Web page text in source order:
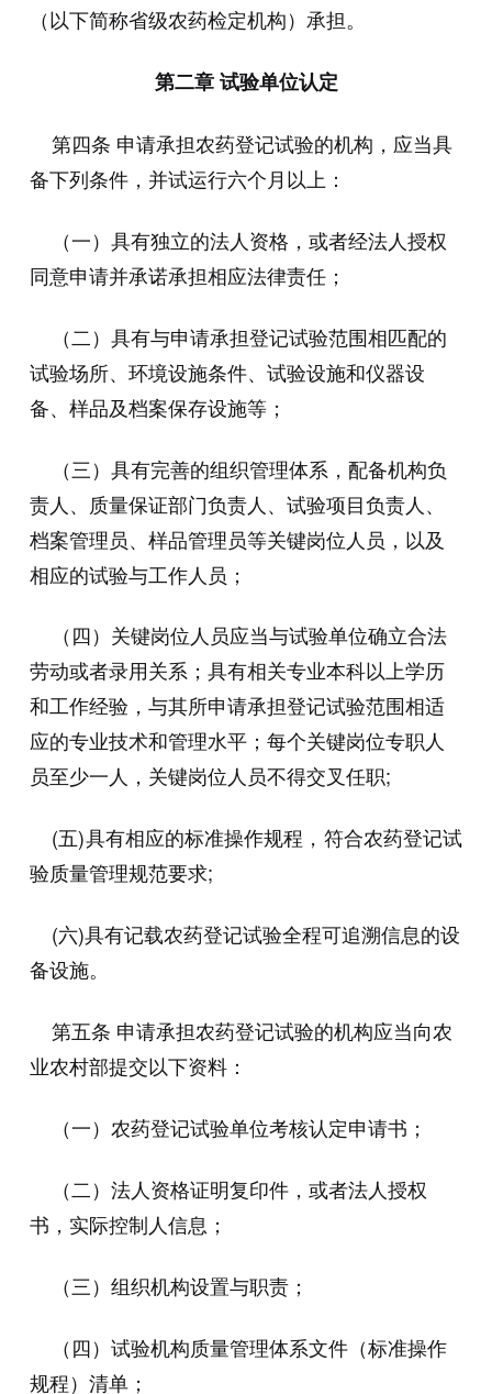
（以下简称省级农药检定机构）承担。
第二章 试验单位认定
第四条 申请承担农药登记试验的机构，应当具
备下列条件，并试运行六个月以上：
（一）具有独立的法人资格，或者经法人授权
同意申请并承诺承担相应法律责任；
（二）具有与申请承担登记试验范围相匹配的
试验场所、环境设施条件、试验设施和仪器设
备、样品及档案保存设施等；
（三）具有完善的组织管理体系，配备机构负
责人、质量保证部门负责人、试验项目负责人、
档案管理员、样品管理员等关键岗位人员，以及
相应的试验与工作人员；
（四）关键岗位人员应当与试验单位确立合法
劳动或者录用关系；具有相关专业本科以上学历
和工作经验，与其所申请承担登记试验范围相适
应的专业技术和管理水平；每个关键岗位专职人
员至少一人，关键岗位人员不得交叉任职;
(五)具有相应的标准操作规程，符合农药登记试
验质量管理规范要求;
(六)具有记载农药登记试验全程可追溯信息的设
备设施。
第五条 申请承担农药登记试验的机构应当向农
业农村部提交以下资料：
（一）农药登记试验单位考核认定申请书；
（二）法人资格证明复印件，或者法人授权
书，实际控制人信息；
（三）组织机构设置与职责；
（四）试验机构质量管理体系文件（标准操作
规程）清单；